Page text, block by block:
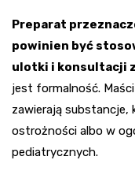
Preparat
powinien być
ulotki i konsultacji
jest formalność.
zawierają substancje,
ostrożności albo w
pediatrycznych.